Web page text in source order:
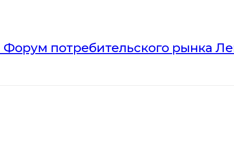
потребительского рынка